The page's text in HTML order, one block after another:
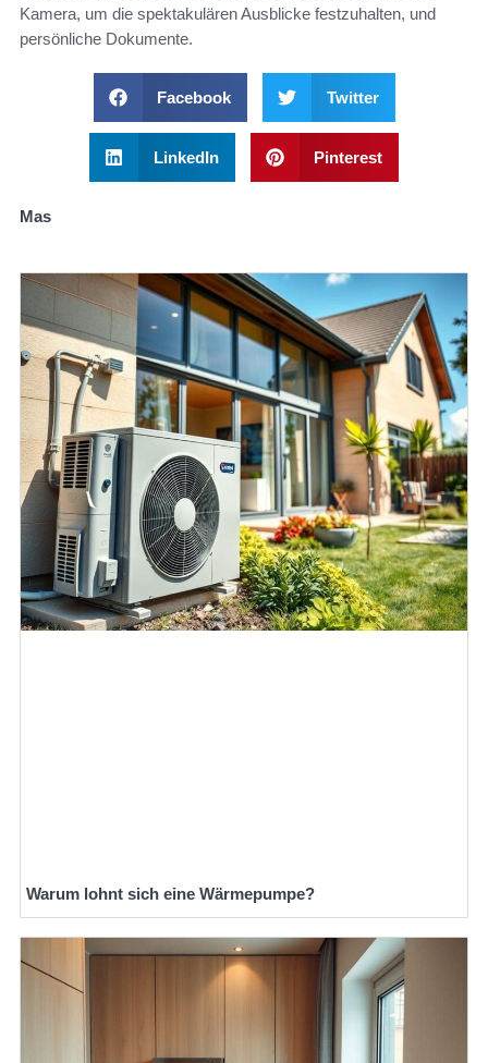
Kamera, um die spektakulären Ausblicke festzuhalten, und
persönliche Dokumente.
Facebook Twitter
LinkedIn Pinterest
Mas
Warum lohnt sich eine Wärmepumpe?